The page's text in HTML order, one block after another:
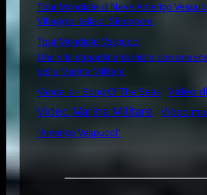
Tour Mondiale di Nave Amerigo
Villaggio Italia di Singapore
Tour Mondiale Vespucci
Una vita straordinaria inizia con una
della Marina Militare
Vangelis – Song Of The Seas
Video
Video Marina Militare Video
“Amerigo Vespucci”